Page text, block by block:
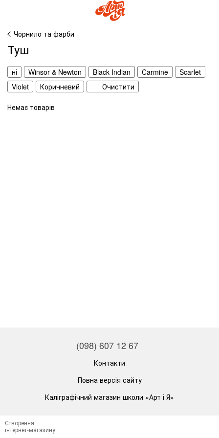
Чорнило та фарби
Туш
ні Winsor & Newton Black Indian Carmine
Scarlet
Violet
Коричневий Очистити
Немає товарів
(098) 607 12 67
Контакти
Повна версія сайту
Каліграфічний магазин школи «Арт і Я»
Створення
інтернет-магазину